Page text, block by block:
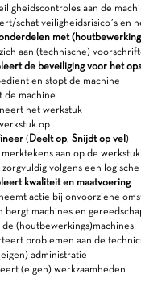
aan de
schat veiligheidsrisico’s en
met
aan (technische)
de beveiliging voor het
en stopt de machine
de machine
het werkstuk
op
(Deelt op, Snijdt op vel )
aan op de
zorgvuldig volgens een
kwaliteit en maatvoering
actie bij onvoorziene
bergt machines en
de (houtbewerkings)machines
problemen aan de
administratie
(eigen) werkzaamheden